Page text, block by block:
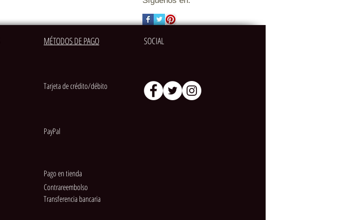
MÉTODOS DE PAGO SOCIAL
Tarjeta de crédito/débito
PayPal
Pago en tienda
Contrareembolso
Transferencia bancaria